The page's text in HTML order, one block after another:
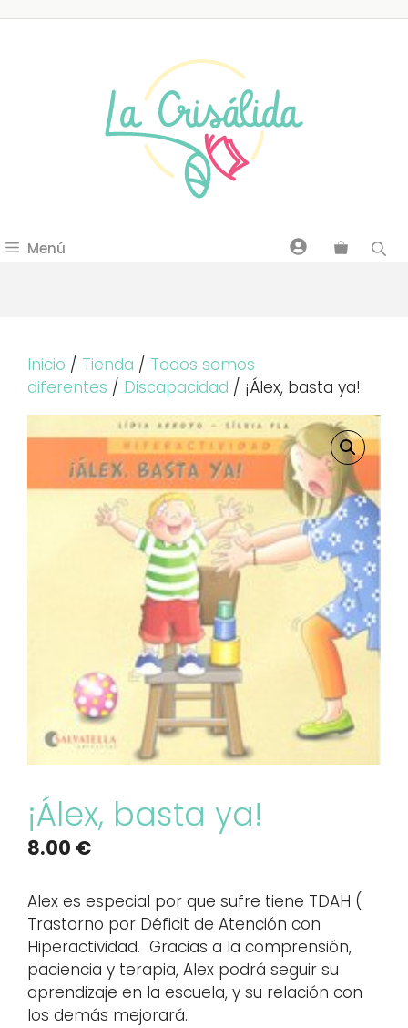
Menú
Inicio / Tienda / Todos somos
diferentes / Discapacidad / ¡Álex, basta ya!
¡Álex, basta ya!
8.00 €
Alex es especial por que sufre tiene TDAH (
Trastorno por Déficit de Atención con
Hiperactividad. Gracias a la comprensión,
paciencia y terapia, Alex podrá seguir su
aprendizaje en la escuela, y su relación con
los demás mejorará.